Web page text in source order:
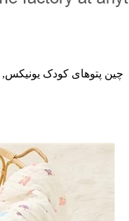
Hot Tags: پتوهای کودک Unisex ، چین پتوهای کودک یونیکس,